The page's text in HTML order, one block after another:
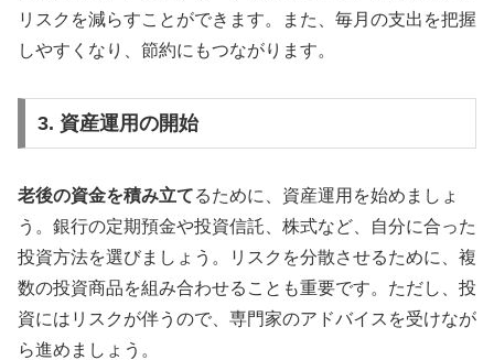
リスクを減らすことができます。また、毎月の支出を把握
しやすくなり、節約にもつながります。
3. 資産運用の開始
老後の資金を積み立てるために、資産運用を始めましょ
う。銀行の定期預金や投資信託、株式など、自分に合った
投資方法を選びましょう。リスクを分散させるために、複
数の投資商品を組み合わせることも重要です。ただし、投
資にはリスクが伴うので、専門家のアドバイスを受けなが
ら進めましょう。